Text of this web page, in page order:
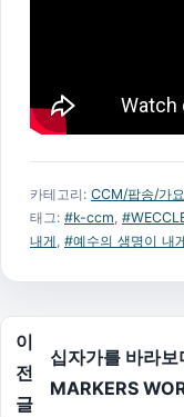
카테고리: CCM/팝송/가요
태그: #k-ccm,
내게, #예수의 생명이 내
글 탐색
이
전
글
십자가를 바라
MARKERS